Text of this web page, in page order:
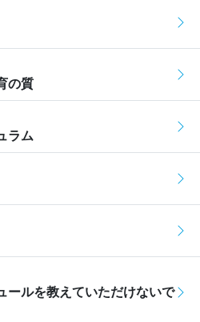
の質
ラム
ールを教えていただけないで